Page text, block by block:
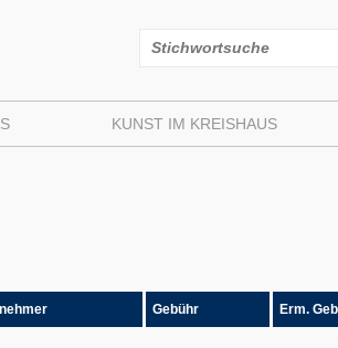
KUNST IM KREISHAUS
Gebühr Erm.